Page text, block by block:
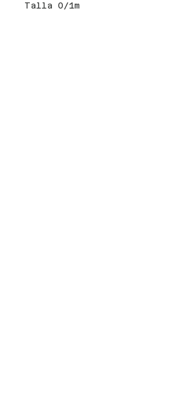
Talla 0/1m